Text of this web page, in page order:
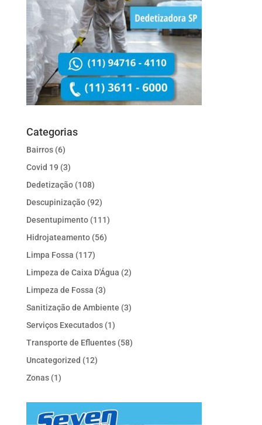
Categorias
Bairros(6)
Covid 19 (3)
Dedetização(108)
Descupinização(92)
Desentupimento(111)
Hidrojateamento(56)
Limpa Fossa (117)
Limpeza de Caixa D'Água (2)
Limpeza de Fossa (3)
Sanitização de Ambiente (3)
Serviços Executados(1)
Transporte de Efluentes(58)
Uncategorized (12)
Zonas(1)